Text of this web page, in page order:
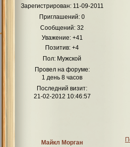
Зарегистрирован: 11-09-2011
Приглашений: 0
Сообщений: 32
Уважение: +41
Позитив: +4
Пол: Мужской
Провел на форуме:
1 день 8 часов
Последний визит:
21-02-2012 10:46:57
Майкл Морган